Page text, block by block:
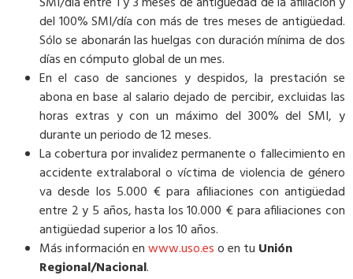
del 100% SMI/día con más de tres meses de antigüedad.
Sólo se abonarán las huelgas con duración mínima de dos
días en cómputo global de un mes.
En el caso de sanciones y despidos, la prestación se
abona en base al salario dejado de percibir, excluidas las
horas extras y con un máximo del 300% del SMI, y
durante un periodo de 12 meses.
La cobertura por invalidez permanente o fallecimiento en
accidente extralaboral o víctima de violencia de género
va desde los 5.000 € para afiliaciones con antigüedad
entre 2 y 5 años, hasta los 10.000 € para afiliaciones con
antigüedad superior a los 10 años.
Más información enwww.uso.eso en tu Unión
Regional/Nacional.